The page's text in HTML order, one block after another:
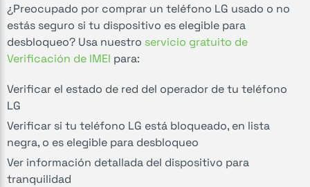
¿Preocupado por comprar un teléfono LG usado o no
estás seguro si tu dispositivo es elegible para
desbloqueo? Usa nuestro servicio gratuito de
Verificación de IMEI para:
Verificar el estado de red del operador de tu teléfono
LG
Verificar si tu teléfono LG está bloqueado, en lista
negra, o es elegible para desbloqueo
Ver información detallada del dispositivo para
tranquilidad